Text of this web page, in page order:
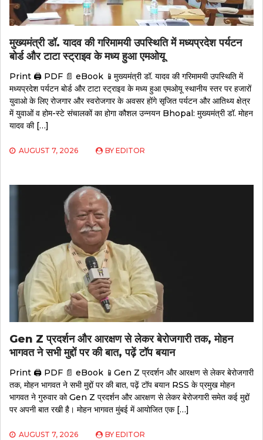
मुख्यमंत्री डॉ. यादव की गरिमामयी उपस्थिति में मध्यप्रदेश पर्यटन
बोर्ड और टाटा स्ट्राइव के मध्य हुआ एमओयू
Print 🖨 PDF 📄 eBook 📱मुख्यमंत्री डॉ. यादव की गरिमामयी उपस्थिति में
मध्यप्रदेश पर्यटन बोर्ड और टाटा स्ट्राइव के मध्य हुआ एमओयू स्थानीय स्तर पर हजारों
युवाओ के लिए रोजगार और स्वरोजगार के अवसर होंगे सृजित पर्यटन और आतिथ्य क्षेत्र
में युवाओं व होम-स्टे संचालकों का होगा कौशल उन्नयन Bhopal: मुख्यमंत्री डॉ. मोहन
यादव की […]
AUGUST 7, 2026 BY EDITOR
Gen Z प्रदर्शन और आरक्षण से लेकर बेरोजगारी तक, मोहन
भागवत ने सभी मुद्दों पर की बात, पढ़ें टॉप बयान
Print 🖨 PDF 📄 eBook 📱Gen Z प्रदर्शन और आरक्षण से लेकर बेरोजगारी
तक, मोहन भागवत ने सभी मुद्दों पर की बात, पढ़ें टॉप बयान RSS के प्रमुख मोहन
भागवत ने गुरुवार को Gen Z प्रदर्शन और आरक्षण से लेकर बेरोजगारी समेत कई मुद्दों
पर अपनी बात रखी है। मोहन भागवत मुंबई में आयोजित एक […]
AUGUST 7, 2026 BY EDITOR